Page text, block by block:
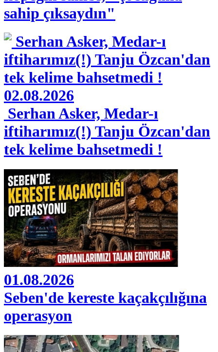
sahip çıksaydın"
02.08.2026
Serhan Asker, Medar-ı
iftiharımız(!) Tanju Özcan'dan
tek kelime bahsetmedi !
01.08.2026
Seben'de kereste kaçakçılığına
operasyon